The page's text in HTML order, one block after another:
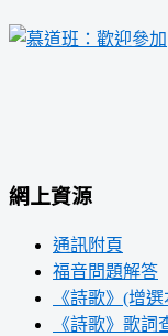
網上資源
通訊附頁
福音問題解答
《詩歌》(增
《詩歌》歌詞